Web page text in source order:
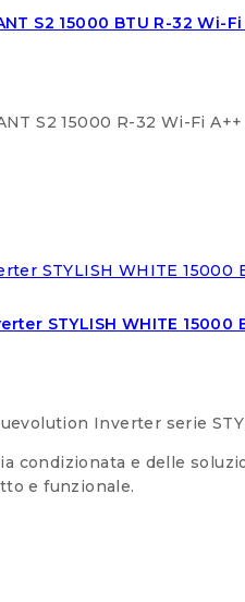
S2 15000 BTU R-32 Wi-Fi
S2 15000 R-32 Wi-Fi A++
STYLISH WHITE 15000
Inverter serie
condizionata e delle
e funzionale.